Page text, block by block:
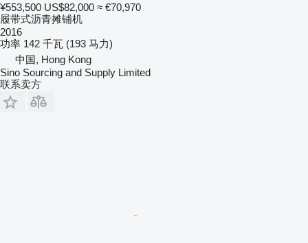
¥553,500 US$82,000 ≈ €70,970
履带式沥青摊铺机
2016
功率 142 千瓦 (193 马力)
中国, Hong Kong
Sino Sourcing and Supply Limited
联系卖方